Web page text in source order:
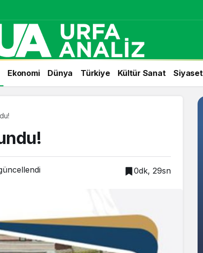
Ekonomi Dünya Türkiye Kültür Sanat Siyaset
0dk, 29sn